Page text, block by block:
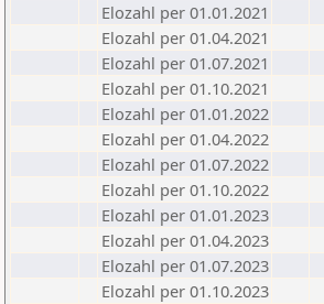
Elozahl per 01.01.2021
Elozahl per 01.04.2021
Elozahl per 01.07.2021
Elozahl per 01.10.2021
Elozahl per 01.01.2022
Elozahl per 01.04.2022
Elozahl per 01.07.2022
Elozahl per 01.10.2022
Elozahl per 01.01.2023
Elozahl per 01.04.2023
Elozahl per 01.07.2023
Elozahl per 01.10.2023